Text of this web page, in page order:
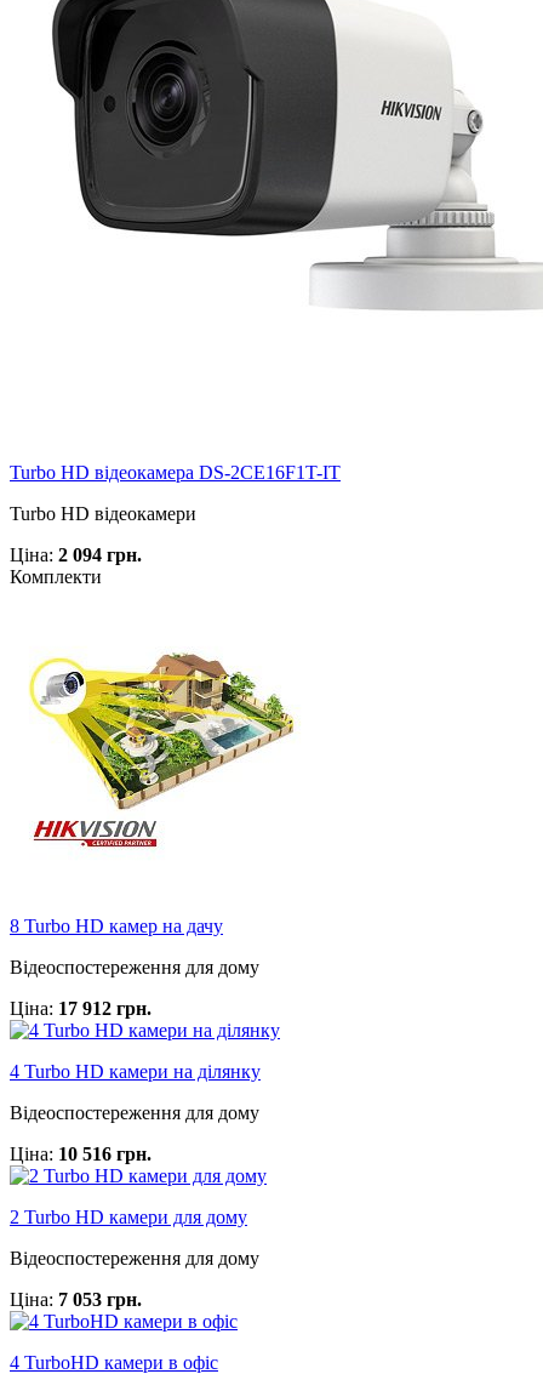
Turbo HD відеокамера DS-2CE16F1T-IT
Turbo HD відеокамери
Ціна: 2 094 грн.
Комплекти
8 Turbo HD камер на дачу
Відеоспостереження для дому
Ціна: 17 912 грн.
4 Turbo HD камери на ділянку
Відеоспостереження для дому
Ціна: 10 516 грн.
2 Turbo HD камери для дому
Відеоспостереження для дому
Ціна: 7 053 грн.
4 TurboHD камери в офіс